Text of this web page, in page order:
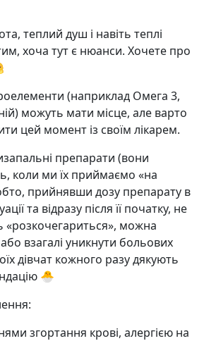
теплий душ і навіть теплі
хоча тут є нюанси. Хочете про
(наприклад Омега 3,
можуть мати місце, але варто
цей момент із своїм лікарем.
препарати (вони
коли ми їх приймаємо «на
прийнявши дозу препарату в
та відразу після її початку, не
«розкочегариться», можна
взагалі уникнути больових
дівчат кожного разу дякують
🐣
згортання крові, алергією на